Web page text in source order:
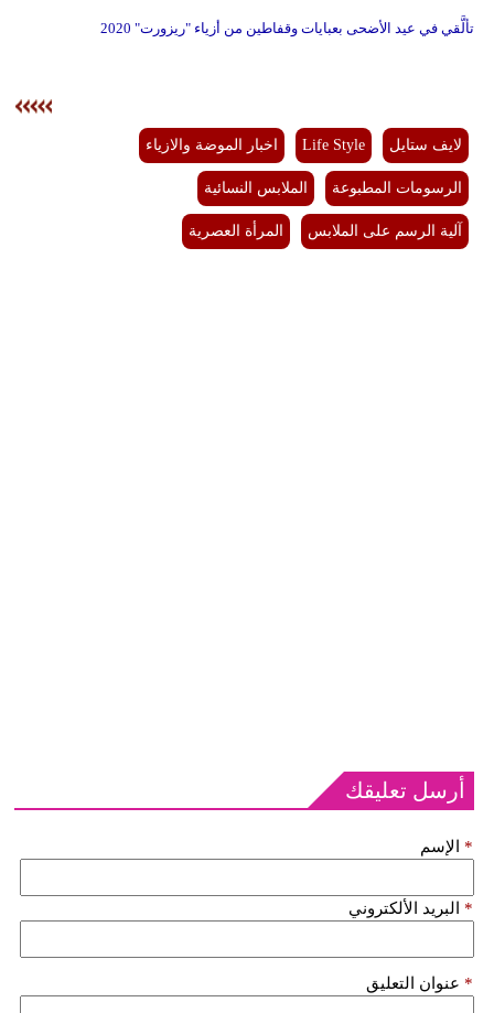
تألَّقي في عيد الأضحى بعبايات وقفاطين من أزياء "ريزورت" 2020
لايف ستايل Life Style اخبار الموضة والازياء
الرسومات المطبوعة الملابس النسائية
آلية الرسم على الملابس المرأة العصرية
أرسل تعليقك
الإسم *
البريد الألكتروني *
عنوان التعليق *